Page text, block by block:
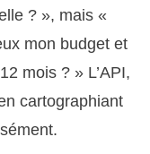
? », mais «
mon budget et
mois ? » L’API,
cartographiant